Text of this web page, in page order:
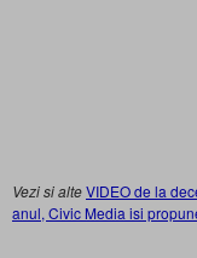
Vezi si alteVIDEO de la
anul, Civic Media isi